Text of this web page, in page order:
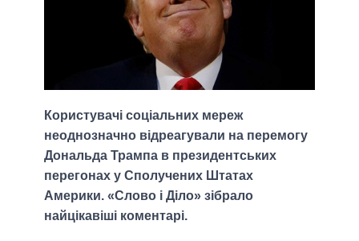
Користувачі соціальних мереж
неоднозначно відреагували на перемогу
Дональда Трампа в президентських
перегонах у Сполучених Штатах
Америки. «Слово і Діло» зібрало
найцікавіші коментарі.